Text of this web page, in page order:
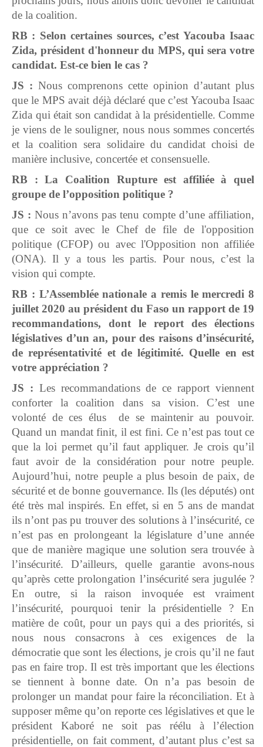
de la coalition.
RB : Selon certaines sources, c’est Yacouba Isaac
Zida,président d'honneur du MPS, qui sera votre
candidat. Est-ce bien le cas ?
JS : Nous comprenons cette opinion d’autant plus
que le MPS avait déjà déclaré que c’est Yacouba Isaac
Zida qui était son candidat à la présidentielle. Comme
je viens de le souligner, nous nous sommes concertés
et la coalition sera solidaire du candidat choisi de
manière inclusive, concertée et consensuelle.
RB : La Coalition Rupture est affiliée à quel
groupe de l’opposition politique ?
JS : Nous n’avons pas tenu compte d’une affiliation,
que ce soit avec le Chef de file de l'opposition
politique (CFOP) ou avec l'Opposition non affiliée
(ONA). Il y a tous les partis. Pour nous, c’est la
vision qui compte.
RB : L’Assemblée nationale a remis le mercredi 8
juillet 2020 au président du Faso un rapport de 19
recommandations, dont le report des élections
législatives d’un an, pour des raisons d’insécurité,
de représentativité et de légitimité. Quelle en est
votre appréciation ?
JS : Les recommandations de ce rapport viennent
conforter la coalition dans sa vision. C’est une
volonté de ces élus de se maintenir au pouvoir.
Quand un mandat finit, il est fini. Ce n’est pas tout ce
que la loi permet qu’il faut appliquer. Je crois qu’il
faut avoir de la considération pour notre peuple.
Aujourd’hui, notre peuple a plus besoin de paix, de
sécurité et de bonne gouvernance. Ils (les députés) ont
été très mal inspirés. En effet, si en 5 ans de mandat
ils n’ont pas pu trouver des solutions à l’insécurité, ce
n’est pas en prolongeant la législature d’une année
que de manière magique une solution sera trouvée à
l’insécurité. D’ailleurs, quelle garantie avons-nous
qu’après cette prolongation l’insécurité sera jugulée ?
En outre, si la raison invoquée est vraiment
l’insécurité, pourquoi tenir la présidentielle ? En
matière de coût, pour un pays qui a des priorités, si
nous nous consacrons à ces exigences de la
démocratie que sont les élections, je crois qu’il ne faut
pas en faire trop. Il est très important que les élections
se tiennent à bonne date. On n’a pas besoin de
prolonger un mandat pour faire la réconciliation. Et à
supposer même qu’on reporte ces législatives et que le
président Kaboré ne soit pas réélu à l’élection
présidentielle, on fait comment, d’autant plus c’est sa